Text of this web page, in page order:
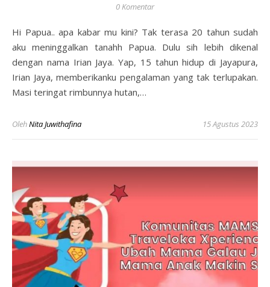
0 Komentar
Hi Papua.. apa kabar mu kini? Tak terasa 20 tahun sudah
aku meninggalkan tanahh Papua. Dulu sih lebih dikenal
dengan nama Irian Jaya. Yap, 15 tahun hidup di Jayapura,
Irian Jaya, memberikanku pengalaman yang tak terlupakan.
Masi teringat rimbunnya hutan,…
OlehNita Juwithafina 15 Agustus 2023